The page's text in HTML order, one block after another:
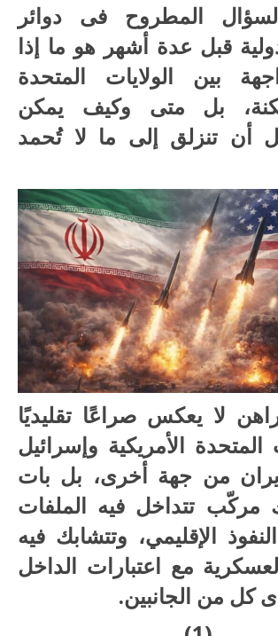
المطروح فى دوائر
قبل عدة أشهر هو ما إذا
بين الولايات المتحدة
بل متى وكيف يمكن
أن تنزلق إلى ما لا تُحمد
لا يعكس صراعًا تقليديًا
المتحدة الأمريكية وإسرائيل
من جهة أخرى، بل بات
مركّب تتداخل فيه الملفات
الإقليمي، وتتشابك فيه
مع اعتبارات الداخل
كل من الجانبين.